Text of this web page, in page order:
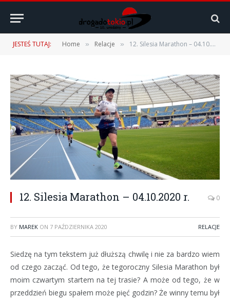
JESTEŚ TUTAJ: Home » Relacje » 12. Silesia Marathon – 04.10.2020 r.
12. Silesia Marathon – 04.10.2020 r. 0
BY MAREK ON 7 PAŹDZIERNIKA 2020 RELACJE
Siedzę na tym tekstem już dłuższą chwilę i nie za bardzo wiem
od czego zacząć. Od tego, że tegoroczny Silesia Marathon był
moim czwartym startem na tej trasie? A może od tego, że w
przeddzień biegu spałem może pięć godzin? Że winny temu był